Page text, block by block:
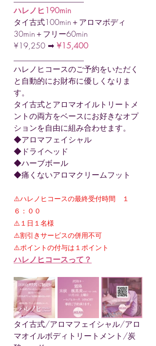
ハレノヒ190min
タイ古式100min＋アロマボディ
30min＋フリー60min
¥19,250 ➡︎ ¥15,400
ハレノヒコースのご予約をいただく
と自動的にお財布に優しくなりま
す。
タイ古式とアロマオイルトリートメ
ントの両方をベースにお好きなオプ
ションを自由に組み合わせます。
◆アロマフェイシャル
◆ドライヘッド
◆ハーブボール
◆痛くないアロマクリームフット
⚠️ハレノヒコースの最終受付時間　１
６：００
⚠️１日１名様
⚠️割引きサービスの併用不可
⚠️ポイントの付与は１ポイント
ハレノヒコースって？
タイ古式/アロマフェイシャル/アロ
マオイルボディトリートメント/炭